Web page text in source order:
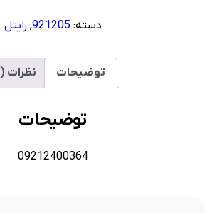
دسته: 921205
, رایتل
توضیحات نظرات (0)
توضیحات
09212400364